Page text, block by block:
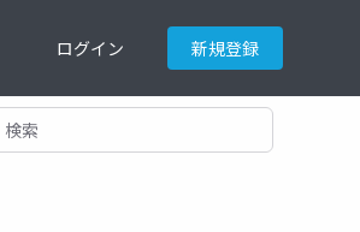
ログイン 新規登録